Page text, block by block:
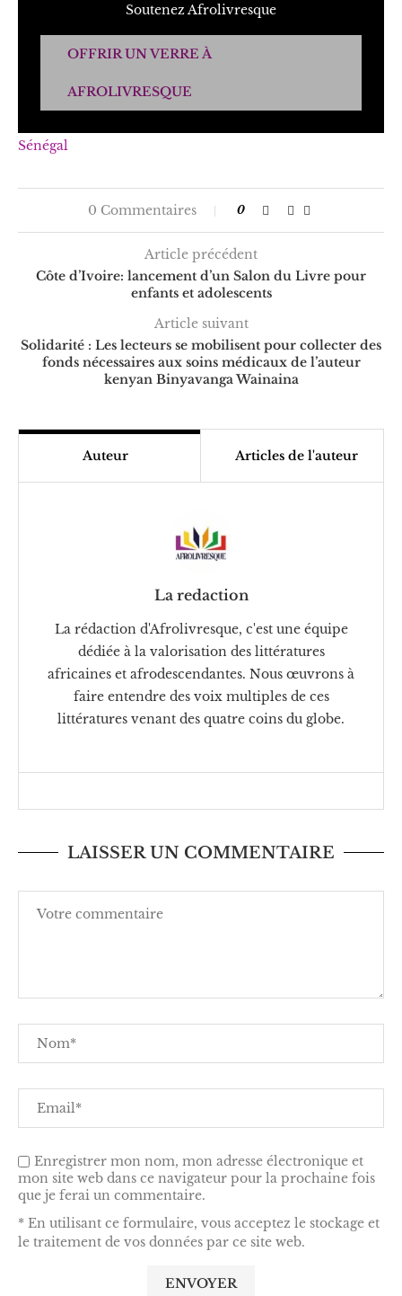
Soutenez Afrolivresque
OFFRIR UN VERRE À
AFROLIVRESQUE
Sénégal
0 Commentaires 0
Article précédent
Côte d’Ivoire: lancement d’un Salon du Livre pour
enfants et adolescents
Article suivant
Solidarité : Les lecteurs se mobilisent pour collecter des
fonds nécessaires aux soins médicaux de l’auteur
kenyan Binyavanga Wainaina
Auteur Articles de l'auteur
La redaction
La rédaction d'Afrolivresque, c'est une équipe
dédiée à la valorisation des littératures
africaines et afrodescendantes. Nous œuvrons à
faire entendre des voix multiples de ces
littératures venant des quatre coins du globe.
LAISSER UN COMMENTAIRE
Enregistrer mon nom, mon adresse électronique et
mon site web dans ce navigateur pour la prochaine fois
que je ferai un commentaire.
* En utilisant ce formulaire, vous acceptez le stockage et
le traitement de vos données par ce site web.